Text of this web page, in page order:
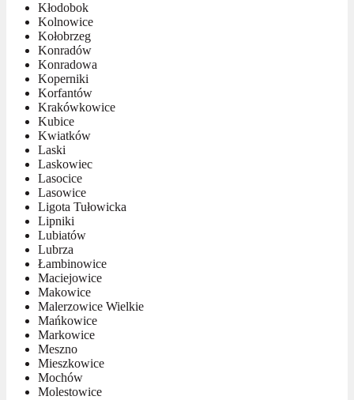
Kłodobok
Kolnowice
Kołobrzeg
Konradów
Konradowa
Koperniki
Korfantów
Krakówkowice
Kubice
Kwiatków
Laski
Laskowiec
Lasocice
Lasowice
Ligota Tułowicka
Lipniki
Lubiatów
Lubrza
Łambinowice
Maciejowice
Makowice
Malerzowice Wielkie
Mańkowice
Markowice
Meszno
Mieszkowice
Mochów
Molestowice